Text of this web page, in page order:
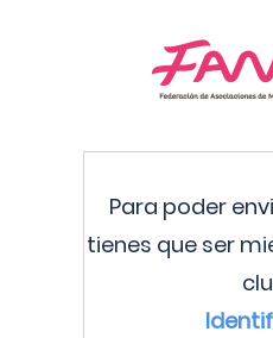
Para poder
tienes que ser